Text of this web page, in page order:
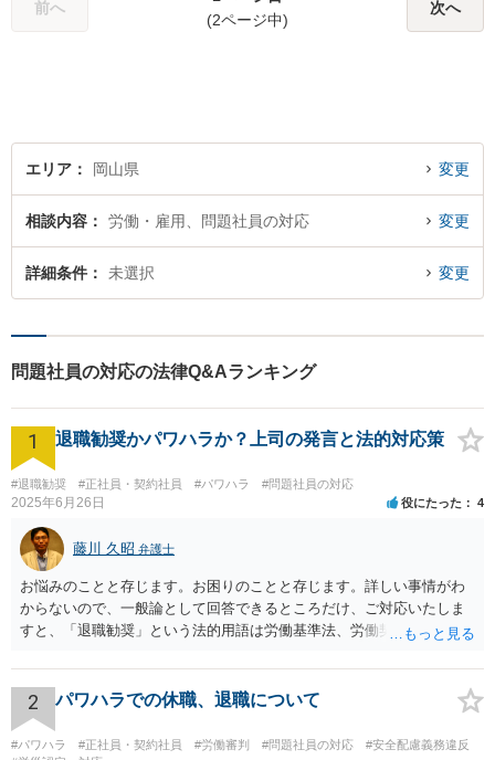
前へ
(2ページ中)
次へ
エリア 岡山県 変更
相談内容 労働・雇用、問題社員の対応 変更
詳細条件 未選択 変更
問題社員の対応の法律Q&Aランキング
1 退職勧奨かパワハラか？上司の発言と法的対応策
#退職勧奨 #正社員・契約社員 #パワハラ #問題社員の対応
2025年6月26日 役にたった 4
藤川 久昭 弁護士
お悩みのことと存じます。お困りのことと存じます。詳しい事情がわ
からないので、一般論として回答できるところだけ、ご対応いたしま
すと、「退職勧奨」という法的用語は労働基準法、労働契約法上は存
職を求めただけではなく、本人が退職を明確に拒否しているにもかか
わらず、その後でも執拗に退職を強く求めることです。 職場のパワー
ハラスメントとは、同じ職場で働く者に対し、職務上の地位や人間関
係などの職場内の優位性を背景に、業務の適正な範囲を超えて、精神
2 パワハラでの休職、退職について
#パワハラ #正社員・契約社員 #労働審判 #問題社員の対応
#安全配慮義務違反